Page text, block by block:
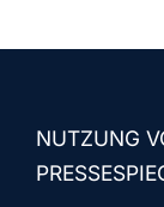
NUTZUNG